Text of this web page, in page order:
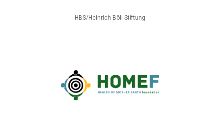
HBS/Heinrich Böll Stiftung